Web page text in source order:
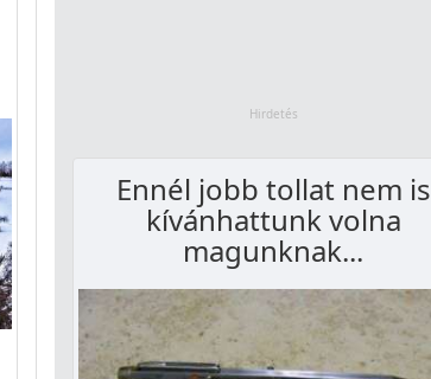
Ennél jobb tollat nem is
kívánhattunk volna
magunknak...